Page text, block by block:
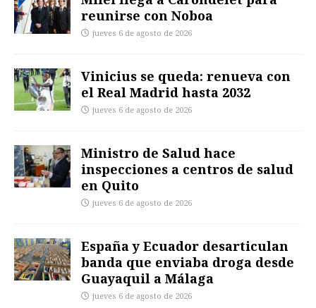
reunirse con Noboa
jueves 6 de agosto de 2026
Vinicius se queda: renueva con
el Real Madrid hasta 2032
jueves 6 de agosto de 2026
Ministro de Salud hace
inspecciones a centros de salud
en Quito
jueves 6 de agosto de 2026
España y Ecuador desarticulan
banda que enviaba droga desde
Guayaquil a Málaga
jueves 6 de agosto de 2026